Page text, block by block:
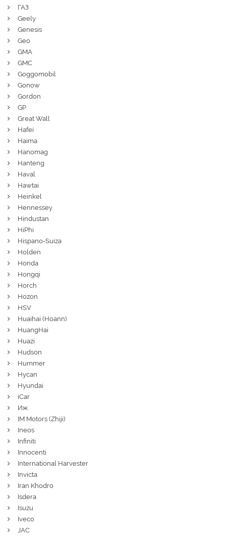
ГАЗ
Geely
Genesis
Geo
GMA
GMC
Goggomobil
Gonow
Gordon
GP
Great Wall
Hafei
Haima
Hanomag
Hanteng
Haval
Hawtai
Heinkel
Hennessey
Hindustan
HiPhi
Hispano-Suiza
Holden
Honda
Hongqi
Horch
Hozon
HSV
Huaihai (Hoann)
HuangHai
Huazi
Hudson
Hummer
Hycan
Hyundai
iCar
Иж
IM Motors (Zhiji)
Ineos
Infiniti
Innocenti
International Harvester
Invicta
Iran Khodro
Isdera
Isuzu
Iveco
JAC